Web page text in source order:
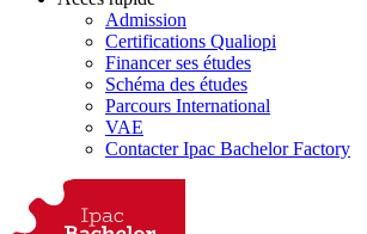
Admission
Certifications Qualiopi
Financer ses études
Schéma des études
Parcours International
VAE
Contacter Ipac Bachelor Factory